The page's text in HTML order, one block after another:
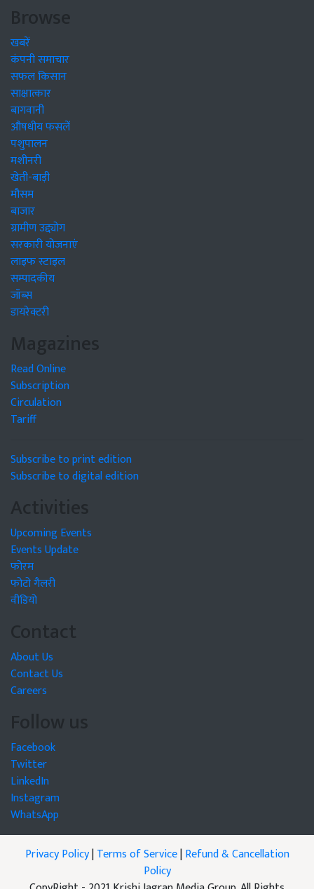
Browse
खबरें
कंपनी समाचार
सफल किसान
साक्षात्कार
बागवानी
औषधीय फसलें
पशुपालन
मशीनरी
खेती-बाड़ी
मौसम
बाजार
ग्रामीण उद्द्योग
सरकारी योजनाएं
लाइफ स्टाइल
सम्पादकीय
जॉब्स
डायरेक्टरी
Magazines
Read Online
Subscription
Circulation
Tariff
Subscribe to print edition
Subscribe to digital edition
Activities
Upcoming Events
Events Update
फोरम
फोटो गैलरी
वीडियो
Contact
About Us
Contact Us
Careers
Follow us
Facebook
Twitter
LinkedIn
Instagram
WhatsApp
Privacy Policy|Terms of Service|Refund & Cancellation
Policy